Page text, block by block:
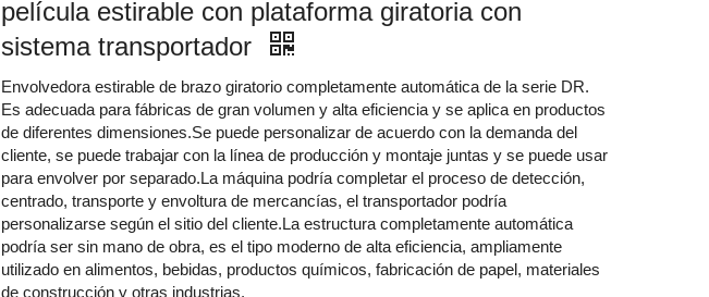
película estirable con plataforma giratoria con
sistema transportador
Envolvedora estirable de brazo giratorio completamente automática de la serie DR.
Es adecuada para fábricas de gran volumen y alta eficiencia y se aplica en productos
de diferentes dimensiones.Se puede personalizar de acuerdo con la demanda del
cliente, se puede trabajar con la línea de producción y montaje juntas y se puede usar
para envolver por separado.La máquina podría completar el proceso de detección,
centrado, transporte y envoltura de mercancías, el transportador podría
personalizarse según el sitio del cliente.La estructura completamente automática
podría ser sin mano de obra, es el tipo moderno de alta eficiencia, ampliamente
utilizado en alimentos, bebidas, productos químicos, fabricación de papel, materiales
de construcción y otras industrias.